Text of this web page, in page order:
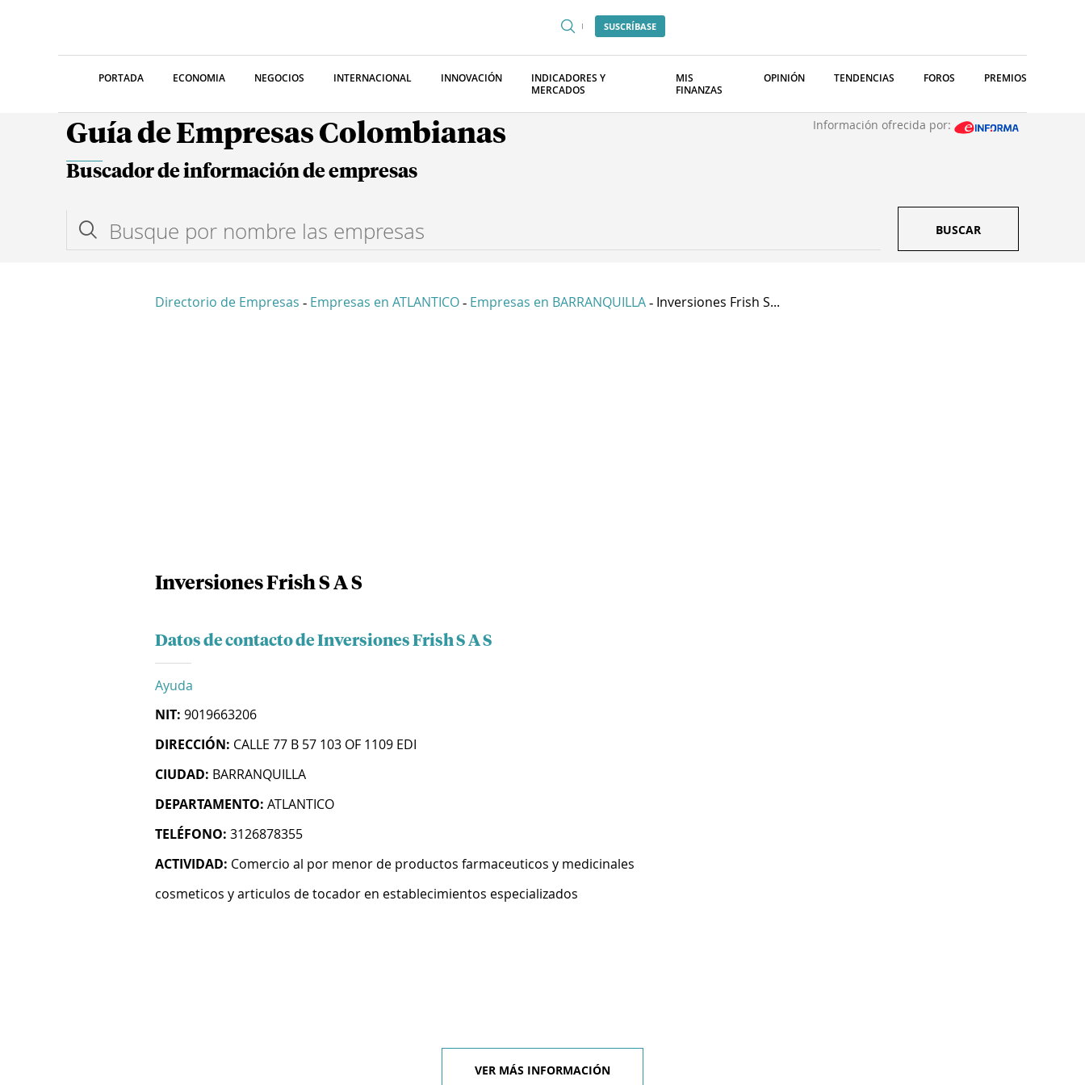
SUSCRÍBASE
PORTADA ECONOMIA NEGOCIOS INTERNACIONAL INNOVACIÓN
INDICADORES Y
MERCADOS
MIS
FINANZAS
OPINIÓN TENDENCIAS FOROS PREMIOS
Guía de Empresas Colombianas Información ofrecida por:
Buscador de información de empresas
BUSCAR
Directorio de Empresas - Empresas en ATLANTICO - Empresas en BARRANQUILLA - Inversiones Frish S...
Inversiones Frish S A S
Datos de contacto de Inversiones Frish S A S
Ayuda
NIT: 9019663206
DIRECCIÓN: CALLE 77 B 57 103 OF 1109 EDI
CIUDAD: BARRANQUILLA
DEPARTAMENTO: ATLANTICO
TELÉFONO: 3126878355
ACTIVIDAD: Comercio al por menor de productos farmaceuticos y medicinales
cosmeticos y articulos de tocador en establecimientos especializados
VER MÁS INFORMACIÓN